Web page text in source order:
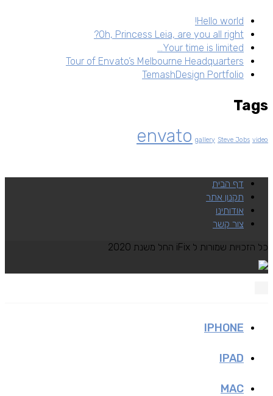
Hello world!
Oh, Princess Leia, are you all right?
Your time is limited…
Tour of Envato’s Melbourne Headquarters
TemashDesign Portfolio
Tags
envato gallery Steve Jobs video
דף הבית
תקנון אתר
אודותינו
צור קשר
כל הזכויות שמורות ל iFix החל משנת 2020
IPHONE
IPAD
MAC